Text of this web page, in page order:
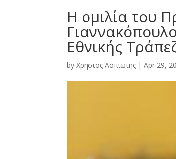
Η ομιλία του
Εθνικής
byΧρηστος Ασπιωτης |Apr 29,